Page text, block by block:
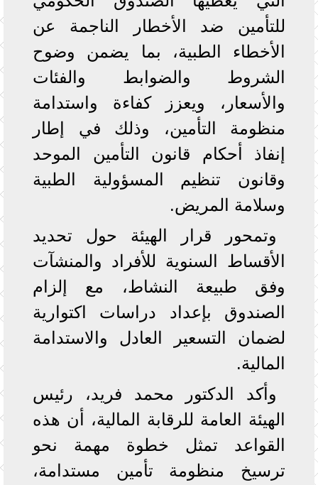
للتأمين ضد الأخطار الناجمة عن
الأخطاء الطبية، بما يضمن وضوح
الشروط والضوابط والفئات
والأسعار، ويعزز كفاءة واستدامة
منظومة التأمين، وذلك في إطار
إنفاذ أحكام قانون التأمين الموحد
وقانون تنظيم المسؤولية الطبية
وسلامة المريض.
وتمحور قرار الهيئة حول تحديد
الأقساط السنوية للأفراد والمنشآت
وفق طبيعة النشاط، مع إلزام
الصندوق بإعداد دراسات اكتوارية
لضمان التسعير العادل والاستدامة
المالية.
وأكد الدكتور محمد فريد، رئيس
الهيئة العامة للرقابة المالية، أن هذه
القواعد تمثل خطوة مهمة نحو
ترسيخ منظومة تأمين مستدامة،